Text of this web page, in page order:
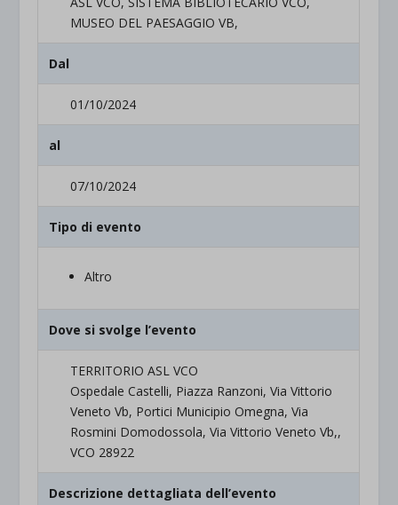
MUSEO DEL PAESAGGIO VB,
Dal
01/10/2024
al
07/10/2024
Tipo di evento
Altro
Dove si svolge l’evento
TERRITORIO ASL VCO
Ospedale Castelli, Piazza Ranzoni, Via Vittorio
Veneto Vb, Portici Municipio Omegna, Via
Rosmini Domodossola, Via Vittorio Veneto Vb,,
VCO 28922
Descrizione dettagliata dell’evento